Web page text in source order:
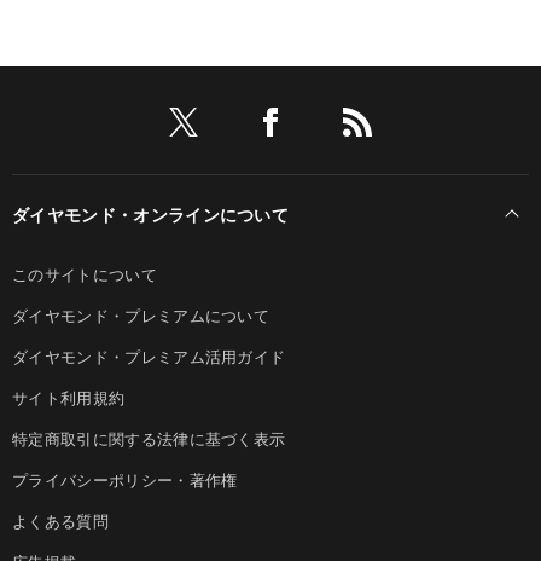
ダイヤモンド・オンラインについて
このサイトについて
ダイヤモンド・プレミアムについて
ダイヤモンド・プレミアム活用ガイド
サイト利用規約
特定商取引に関する法律に基づく表示
プライバシーポリシー・著作権
よくある質問